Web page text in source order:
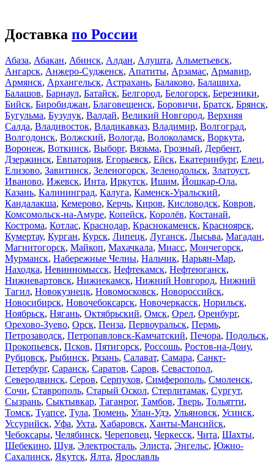
Доставка по России
Абаза, Абакан, Абинск, Алдан, Алушта, Альметьевск,
Ангарск, Анжеро-Судженск, Апатиты, Арзамас, Армавир,
Армянск, Архангельск, Астрахань, Балаково, Балашиха,
Балашов, Барнаул, Батайск, Белгород, Белогорск, Березники,
Бийск, Биробиджан, Благовещенск, Боровичи, Братск, Брянск,
Бугульма, Бузулук, Валдай, Великий Новгород, Верхняя
Салда, Владивосток, Владикавказ, Владимир, Волгоград,
Волгодонск, Волжский, Вологда, Волоколамск, Воркута,
Воронеж, Воткинск, Выборг, Вязьма, Грозный, Дербент,
Дзержинск, Евпатория, Егорьевск, Ейск, Екатеринбург, Елец,
Елизово, Завитинск, Зеленогорск, Зеленодольск, Златоуст,
Иваново, Ижевск, Инта, Иркутск, Ишим, Йошкар-Ола,
Казань, Калининград, Калуга, Каменск-Уральский,
Кандалакша, Кемерово, Керчь, Киров, Кисловодск, Ковров,
Комсомольск-на-Амуре, Копейск, Королёв, Костанай,
Кострома, Котлас, Краснодар, Краснокаменск, Красноярск,
Кумертау, Курган, Курск, Липецк, Луганск, Лысьва, Магадан,
Магнитогорск, Майкоп, Махачкала, Миасс, Мончегорск,
Мурманск, Набережные Челны, Нальчик, Нарьян-Мар,
Находка, Невинномысск, Нефтекамск, Нефтеюганск,
Нижневартовск, Нижнекамск, Нижний Новгород, Нижний
Тагил, Новокузнецк, Новомосковск, Новороссийск,
Новосибирск, Новочебоксарск, Новочеркасск, Норильск,
Ноябрьск, Нягань, Октябрьский, Омск, Орел, Оренбург,
Орехово-Зуево, Орск, Пенза, Первоуральск, Пермь,
Петрозаводск, Петропавловск-Камчатский, Печора, Подольск,
Прокопьевск, Псков, Пятигорск, Россошь, Ростов-на-Дону,
Рубцовск, Рыбинск, Рязань, Салават, Самара, Санкт-
Петербург, Саранск, Саратов, Саров, Севастопол,
Северодвинск, Серов, Серпухов, Симферополь, Смоленск,
Сочи, Ставрополь, Старый Оскол, Стерлитамак, Сургут,
Сызрань, Сыктывкар, Таганрог, Тамбов, Тверь, Тольятти,
Томск, Туапсе, Тула, Тюмень, Улан-Удэ, Ульяновск, Усинск,
Уссурийск, Уфа, Ухта, Хабаровск, Ханты-Мансийск,
Чебоксары, Челябинск, Череповец, Черкесск, Чита, Шахты,
Шебекино, Шуя, Электросталь, Элиста, Энгельс, Южно-
Сахалинск, Якутск, Ялта, Ярославль